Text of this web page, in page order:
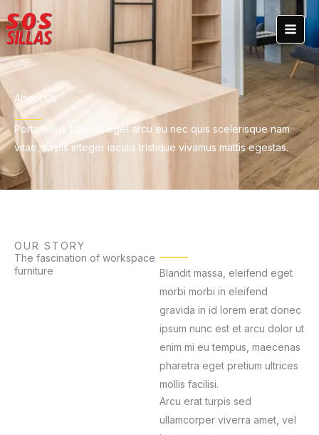
al
contenido
About Us
Porta tellus suscipit eget arcu eu nec quis scelerisque nam
vitae, turpis integer iaculis tristique vivamus mattis egestas.
OUR STORY
The fascination of workspace
furniture
Blandit massa, eleifend eget
morbi morbi in eleifend
gravida in id lorem erat donec
ipsum nunc est et arcu dolor ut
enim mi eu tempus, maecenas
pharetra eget pretium ultrices
mollis facilisi.
Arcu erat turpis sed
ullamcorper viverra amet, vel